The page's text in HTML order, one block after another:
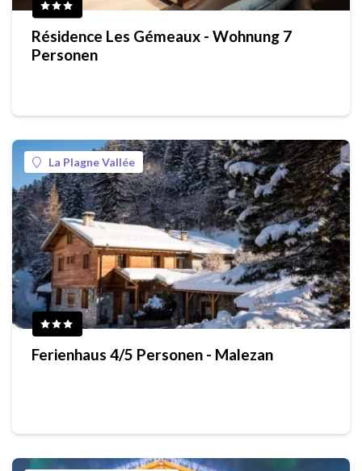
Résidence Les Gémeaux - Wohnung 7
Personen
La Plagne Vallée
Ferienhaus 4/5 Personen - Malezan